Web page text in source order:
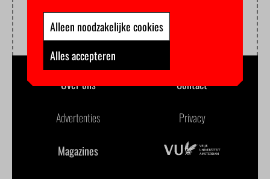
Over ons Contact
Advertenties Privacy
Magazines
Alleen noodzakelijke cookies
Alles accepteren